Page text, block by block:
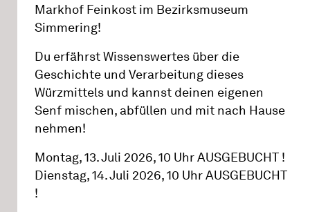
Markhof Feinkost im Bezirksmuseum
Simmering!
Du erfährst Wissenswertes über die
Geschichte und Verarbeitung dieses
Würzmittels und kannst deinen eigenen
Senf mischen, abfüllen und mit nach Hause
nehmen!
Montag, 13. Juli 2026, 10 Uhr AUSGEBUCHT !
Dienstag, 14. Juli 2026, 10 Uhr AUSGEBUCHT
!